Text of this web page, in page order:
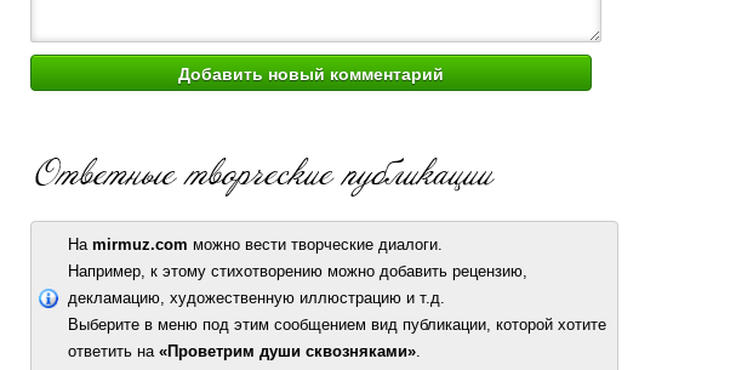
На mirmuz.com можно вести творческие диалоги.
Например, к этому стихотворению можно добавить рецензию,
декламацию, художественную иллюстрацию и т.д.
Выберите в меню под этим сообщением вид публикации, которой хотите
ответить на «Проветрим души сквозняками».